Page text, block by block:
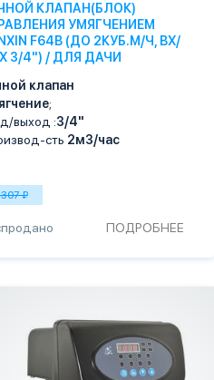
КЛАПАН(БЛОК)
УМЯГЧЕНИЕМ
F64B (ДО 2КУБ.М/Ч, ВХ/
3/4") / ДЛЯ ДАЧИ
клапан
;
выход :3/4"
сть 2м3/час
₽
ПОДРОБНЕЕ